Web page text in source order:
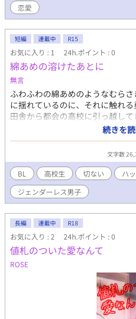
恋愛
短編 連載中 R15
お気に入り : 1 24h.ポイント : 0
綿あめの溶けたあとに
無言
ふわふわの綿あめのようなむら
に揺れているのに、それに触れ
田舎から都会の高校に引っ越し
痴漢から助けたのは、ふわふわ
に、華奢な身体をぶかぶかな水
美少女にも見える、所謂ジェン
ント)だった。 「お前、男！？」
か掴みどころのない絢人は「俺の
告げる。 可憐で軽薄なその言葉
た。
続きを
文字数
BL 高校生 切ない ハ
ジェンダーレス男子
長編 連載中 R18
お気に入り : 2 24h.ポイント : 0
値札のついた愛なんて
ROSE